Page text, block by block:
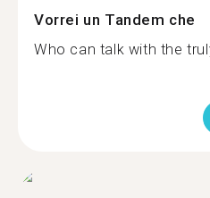
Vorrei un Tandem che
Who can talk with the